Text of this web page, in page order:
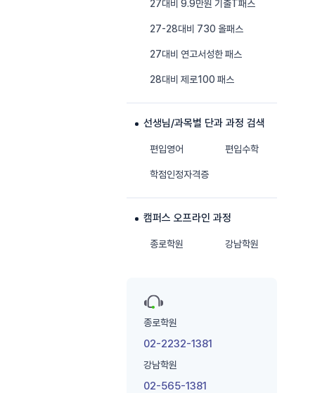
27대비 9.9만원 기출T패스
27-28대비 730 올패스
27대비 연고서성한 패스
28대비 제로100 패스
선생님/과목별 단과 과정 검색
편입영어 편입수학
학점인정자격증
캠퍼스 오프라인 과정
종로학원 강남학원
종로학원
02-2232-1381
강남학원
02-565-1381